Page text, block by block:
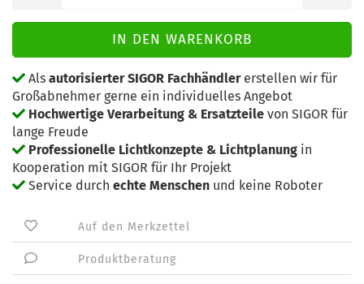
Als autorisierter SIGOR Fachhändlererstellen wir für
Großabnehmer gerne ein individuelles Angebot
Hochwertige Verarbeitung & Ersatzteile von SIGOR für
lange Freude
Professionelle Lichtkonzepte & Lichtplanung in
Kooperation mit SIGOR für Ihr Projekt
Service durch echte Menschen und keine Roboter
Auf den Merkzettel
Produktberatung